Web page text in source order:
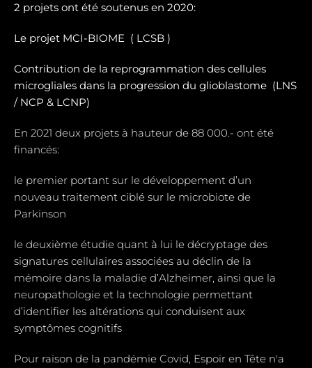
2 projets ont été soutenus en 2020:
Le projet MCI-BIOME ( LCSB )
Contribution de la reprogrammation des cellules
microgliales dans la progression du glioblastome (LNS
/ NCP & LCNP)
En 2021 deux projets à hauteur de 88 000.- ont été
financés:
le premier portant sur le développement d’un
nouveau traitement ciblé sur le microbiote de
Parkinson
le deuxième étudie quant à lui le décryptage des
signatures cellulaires associées au déclin de la
mémoire dans la maladie d’Alzheimer, ainsi que la
neuropathologie et la technologie permettant
d’identifier les altérations qui conduisent aux
symptômes cognitifs
Pour raison de la pandémie Covid, Espoir en Tête n'a